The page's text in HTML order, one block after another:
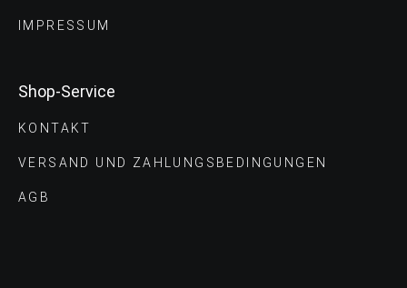
IMPRESSUM
Shop-Service
KONTAKT
VERSAND UND ZAHLUNGS­BEDINGUNGEN
AGB